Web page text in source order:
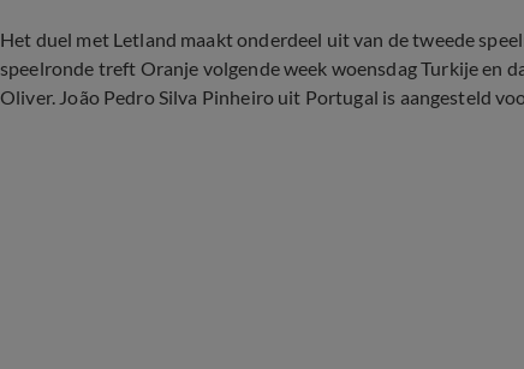
Het duel met Letland maakt onderdeel uit van de tweede
speelronde treft Oranje volgende week woensdag Turkije en
Oliver. João Pedro Silva Pinheiro uit Portugal is aangesteld